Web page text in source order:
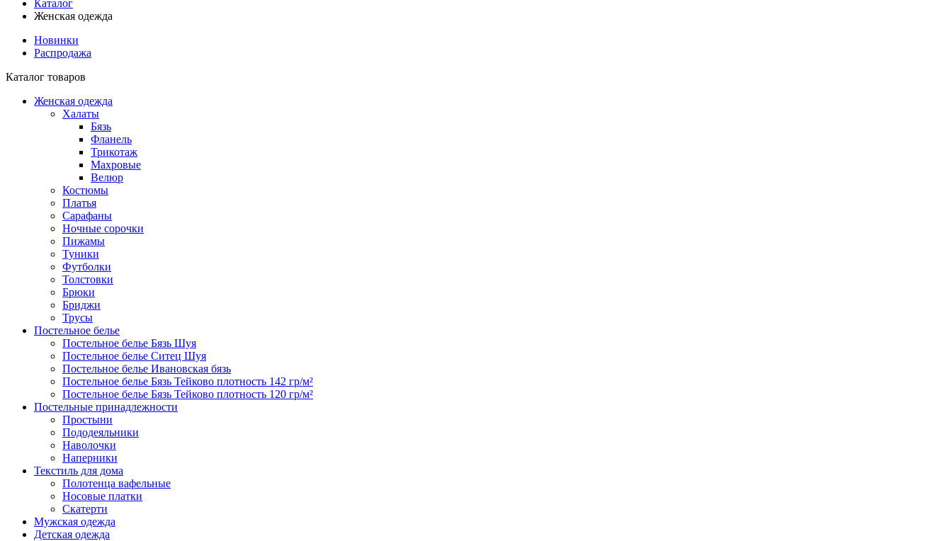
Каталог
Женская одежда
Новинки
Распродажа
Каталог товаров
Женская одежда
Халаты
Бязь
Фланель
Трикотаж
Махровые
Велюр
Костюмы
Платья
Сарафаны
Ночные сорочки
Пижамы
Туники
Футболки
Толстовки
Брюки
Бриджи
Трусы
Постельное белье
Постельное белье Бязь Шуя
Постельное белье Ситец Шуя
Постельное белье Ивановская бязь
Постельное белье Бязь Тейково плотность 142 гр/м²
Постельное белье Бязь Тейково плотность 120 гр/м²
Постельные принадлежности
Простыни
Пододеяльники
Наволочки
Наперники
Текстиль для дома
Полотенца вафельные
Носовые платки
Скатерти
Мужская одежда
Детская одежда